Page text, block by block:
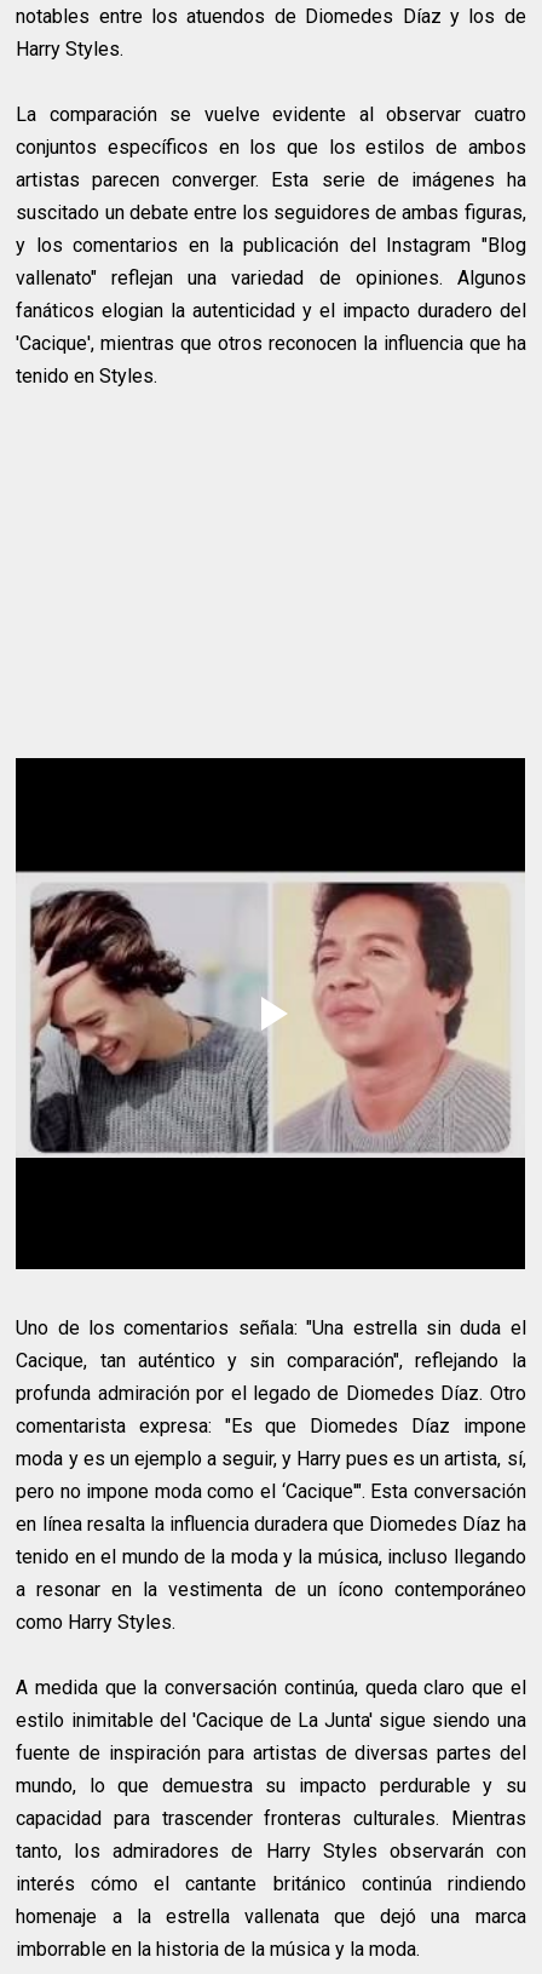
notables entre los atuendos de Diomedes Díaz y los de
Harry Styles.
La comparación se vuelve evidente al observar cuatro
conjuntos específicos en los que los estilos de ambos
artistas parecen converger. Esta serie de imágenes ha
suscitado un debate entre los seguidores de ambas figuras,
y los comentarios en la publicación del Instagram "Blog
vallenato" reflejan una variedad de opiniones. Algunos
fanáticos elogian la autenticidad y el impacto duradero del
'Cacique', mientras que otros reconocen la influencia que ha
tenido en Styles.
Uno de los comentarios señala: "Una estrella sin duda el
Cacique, tan auténtico y sin comparación", reflejando la
profunda admiración por el legado de Diomedes Díaz. Otro
comentarista expresa: "Es que Diomedes Díaz impone
moda y es un ejemplo a seguir, y Harry pues es un artista, sí,
pero no impone moda como el ‘Cacique'". Esta conversación
en línea resalta la influencia duradera que Diomedes Díaz ha
tenido en el mundo de la moda y la música, incluso llegando
a resonar en la vestimenta de un ícono contemporáneo
como Harry Styles.
A medida que la conversación continúa, queda claro que el
estilo inimitable del 'Cacique de La Junta' sigue siendo una
fuente de inspiración para artistas de diversas partes del
mundo, lo que demuestra su impacto perdurable y su
capacidad para trascender fronteras culturales. Mientras
tanto, los admiradores de Harry Styles observarán con
interés cómo el cantante británico continúa rindiendo
homenaje a la estrella vallenata que dejó una marca
imborrable en la historia de la música y la moda.